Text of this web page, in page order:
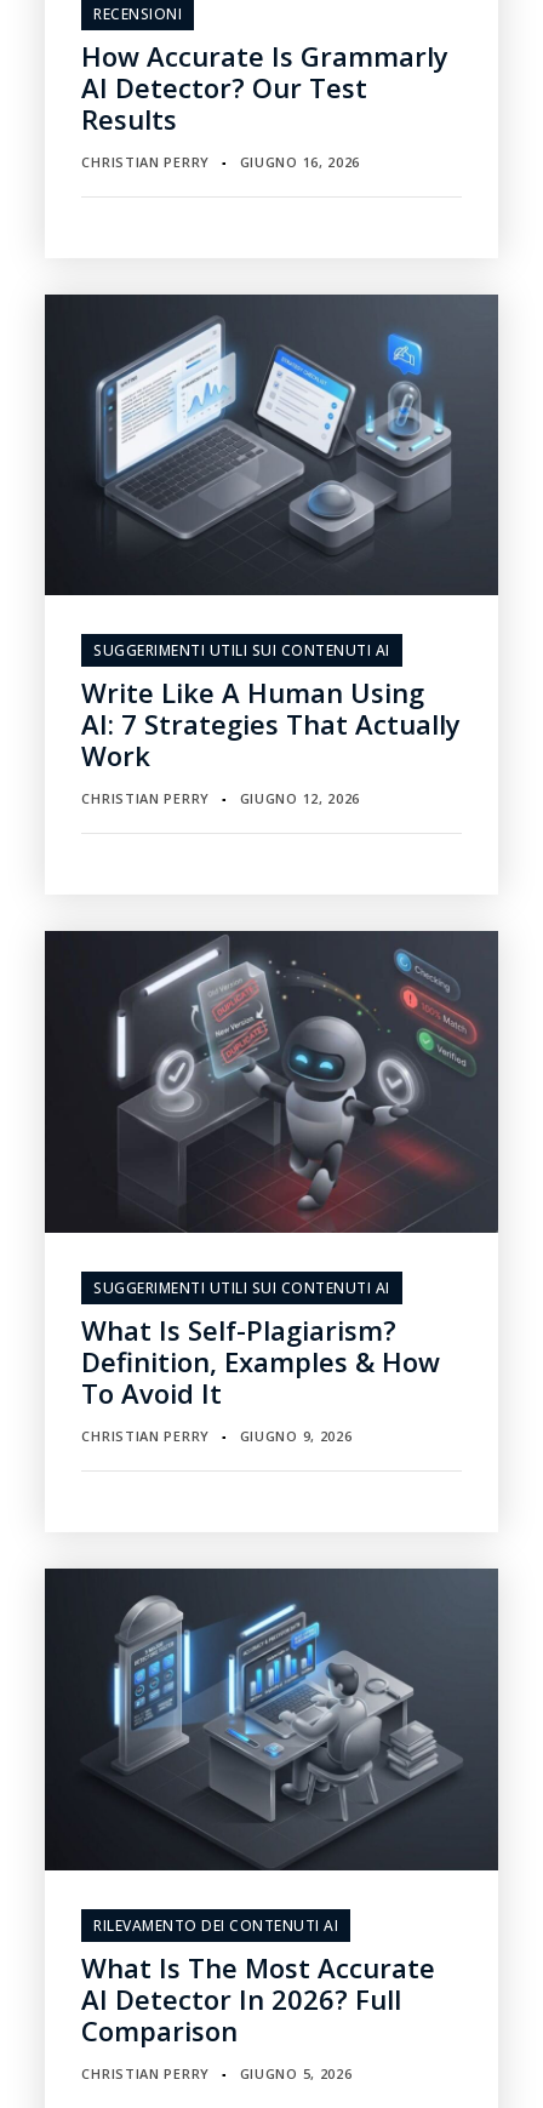
RECENSIONI
How Accurate Is Grammarly
AI Detector? Our Test
Results
CHRISTIAN PERRY ▪ GIUGNO 16, 2026
SUGGERIMENTI UTILI SUI CONTENUTI AI
Write Like A Human Using
AI: 7 Strategies That Actually
Work
CHRISTIAN PERRY ▪ GIUGNO 12, 2026
SUGGERIMENTI UTILI SUI CONTENUTI AI
What Is Self-Plagiarism?
Definition, Examples & How
To Avoid It
CHRISTIAN PERRY ▪ GIUGNO 9, 2026
RILEVAMENTO DEI CONTENUTI AI
What Is The Most Accurate
AI Detector In 2026? Full
Comparison
CHRISTIAN PERRY ▪ GIUGNO 5, 2026